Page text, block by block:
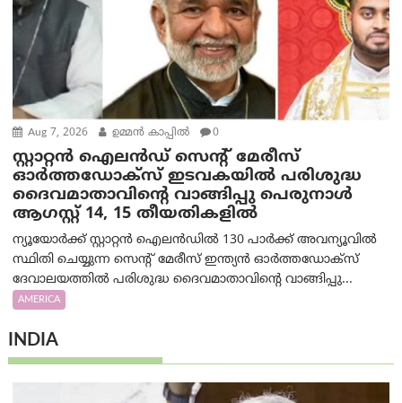
Aug 7, 2026 ഉമ്മന്‍ കാപ്പില്‍ 0
സ്റ്റാറ്റൻ ഐലൻഡ് സെന്റ് മേരീസ്
ഓർത്തഡോക്സ് ഇടവകയിൽ പരിശുദ്ധ
ദൈവമാതാവിന്റെ വാങ്ങിപ്പു പെരുനാൾ
ആഗസ്റ്റ് 14, 15 തീയതികളിൽ
ന്യൂയോർക്ക് സ്റ്റാറ്റൻ ഐലൻഡിൽ 130 പാർക്ക് അവന്യൂവിൽ
സ്ഥിതി ചെയ്യുന്ന സെന്റ് മേരീസ് ഇന്ത്യൻ ഓർത്തഡോക്സ്
ദേവാലയത്തിൽ പരിശുദ്ധ ദൈവമാതാവിന്റെ വാങ്ങിപ്പു...
AMERICA
INDIA